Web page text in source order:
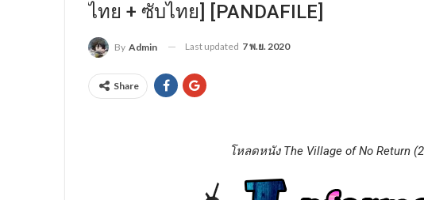
ไทย + ซับไทย] [PANDAFILE]
By Admin Last updated 7 พ.ย. 2020
Share
โหลดหนัง The Village of No Return